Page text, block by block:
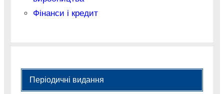
Фінанси і кредит
Періодичні видання